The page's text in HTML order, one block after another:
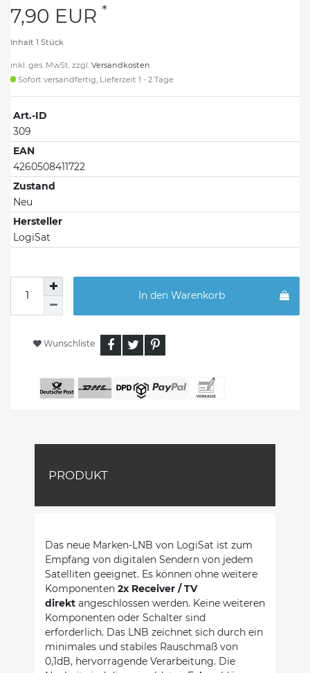
7,90 EUR *
Inhalt 1 Stück
inkl. ges. MwSt. zzgl. Versandkosten
Sofort versandfertig, Lieferzeit 1 - 2 Tage
Art.-ID
309
EAN
4260508411722
Zustand
Neu
Hersteller
LogiSat
In den Warenkorb
Wunschliste
PRODUKT
Das neue Marken-LNB von LogiSat ist zum
Empfang von digitalen Sendern von jedem
Satelliten geeignet. Es können ohne weitere
Komponenten 2x Receiver / TV
direkt angeschlossen werden. Keine weiteren
Komponenten oder Schalter sind
erforderlich. Das LNB zeichnet sich durch ein
minimales und stabiles Rauschmaß von
0,1dB, hervorragende Verarbeitung. Die